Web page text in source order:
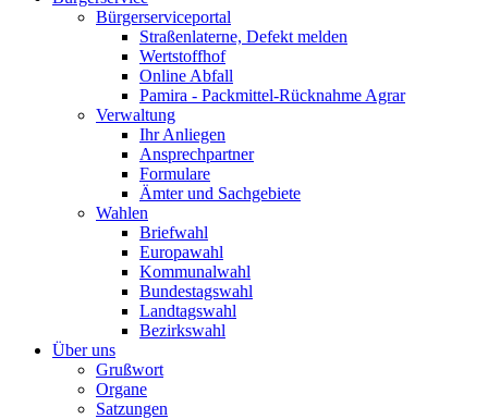
Bürgerserviceportal
Straßenlaterne, Defekt melden
Wertstoffhof
Online Abfall
Pamira - Packmittel-Rücknahme Agrar
Verwaltung
Ihr Anliegen
Ansprechpartner
Formulare
Ämter und Sachgebiete
Wahlen
Briefwahl
Europawahl
Kommunalwahl
Bundestagswahl
Landtagswahl
Bezirkswahl
Über uns
Grußwort
Organe
Satzungen